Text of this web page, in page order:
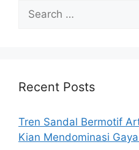
Search
for:
Recent Posts
Tren Sandal Bermotif
Kian Mendominasi